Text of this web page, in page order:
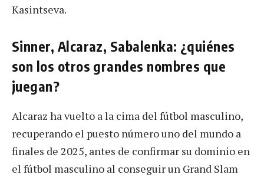
Kasintseva.
Sinner, Alcaraz, Sabalenka: ¿quiénes
son los otros grandes nombres que
juegan?
Alcaraz ha vuelto a la cima del fútbol masculino,
recuperando el puesto número uno del mundo a
finales de 2025, antes de confirmar su dominio en
el fútbol masculino al conseguir un Grand Slam